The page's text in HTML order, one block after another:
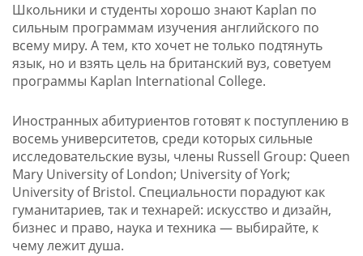
Школьники и студенты хорошо знают Kaplan по
сильным программам изучения английского по
всему миру. А тем, кто хочет не только подтянуть
язык, но и взять цель на британский вуз, советуем
программы Kaplan International College.
Иностранных абитуриентов готовят к поступлению в
восемь университетов, среди которых сильные
исследовательские вузы, члены Russell Group: Queen
Mary University of London; University of York;
University of Bristol. Специальности порадуют как
гуманитариев, так и технарей: искусство и дизайн,
бизнес и право, наука и техника — выбирайте, к
чему лежит душа.